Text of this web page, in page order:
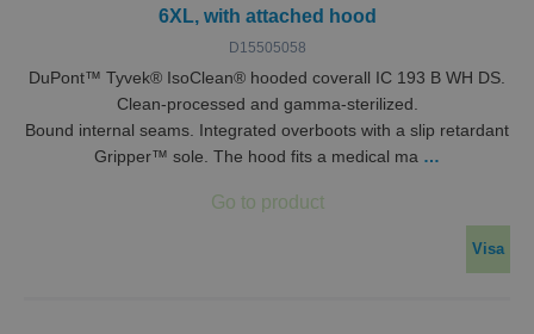
6XL, with attached hood
D15505058
DuPont™ Tyvek® IsoClean® hooded coverall IC 193 B WH DS.
Clean-processed and gamma-sterilized.
Bound internal seams. Integrated overboots with a slip retardant
Gripper™ sole. The hood fits a medical ma …
Visa